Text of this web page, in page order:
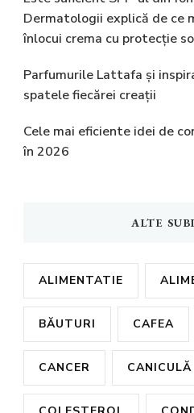
Dermatologii explică de ce
înlocui crema cu protecție
Parfumurile Lattafa și
spatele fiecărei creații
Cele mai eficiente idei de
în 2026
ALTE
ALIMENTATIE
BĂUTURI CAFEA
CANCER CANICULĂ